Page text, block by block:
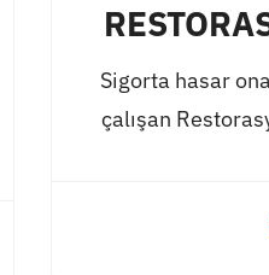
Sigorta hasar
çalışan